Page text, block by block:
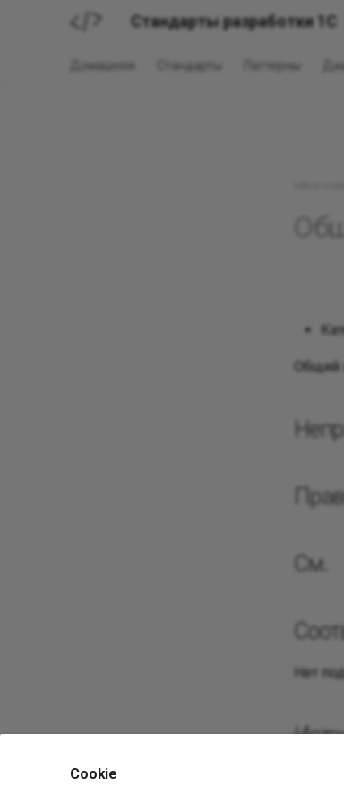
Стандарты разработки 1С
Домашняя Стандарты Паттерны
См.
Нет
Cookie